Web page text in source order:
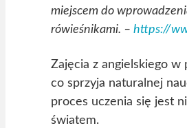
miejscem do
rówieśnikami. –https://
Zajęcia z angielskiego
co sprzyja naturalnej
proces uczenia się jest
światem.